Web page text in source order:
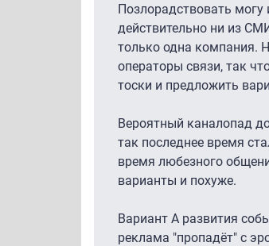
Позлорадствовать могу
действительно ни из
только одна компания.
операторы связи, так
тоски и предложить
Вероятный каналопад
так последнее время
время любезного
варианты и похуже.
Вариант А развития
реклама "пропадёт" с